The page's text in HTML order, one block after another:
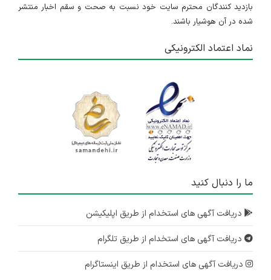
بازدید کنندگان محترم سایت خود نسبت به صحت و سقم اخبار منتشر
شده در آن هوشیار باشند.
نماد اعتماد الکترونیکی
ما را دنبال کنید
دریافت آگهی های استخدام از طریق اپلیکیشن
دریافت آگهی های استخدام از طریق تلگرام
دریافت آگهی های استخدام از طریق اینستاگرام